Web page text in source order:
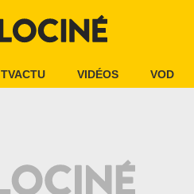
TVACTU VIDÉOS VOD